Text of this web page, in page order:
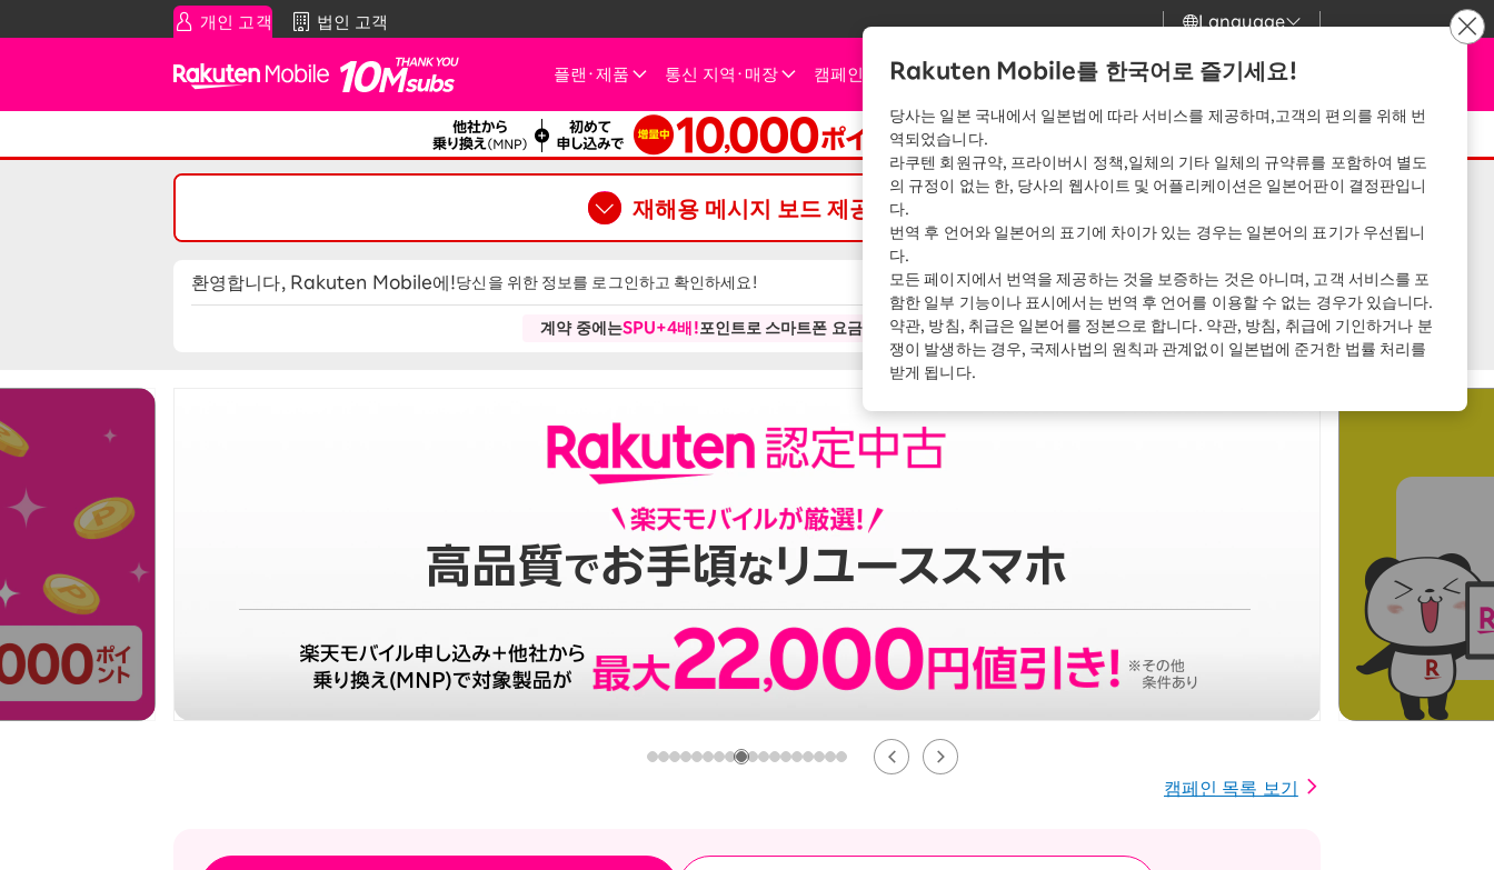
개인 고객 법인 고객 Language
Rakuten Mobile
플랜・ 제품
데이터 유형
Rakuten SAIKYO U-NEXT
요금 시뮬레이션
iPhone
Apple Watch
Rakuten 인증 중고
SIM
eSIM
사용 중인 제품의 대응
확인
인터넷・전기
Rakuten Turbo
요금 플랜
Rakuten Hikari
요금 플랜
Rakuten Denki
요금 플랜
집 인터넷 진단
Program
Turbo
Rakuten Turbo 처음 신청 시
매월 1,000 Point 적립
스마트폰 + Rakuten
통신 지역・ 매장
통신 지역 내점 고객님께
매장(점포)
캠페인
스마트폰
지금부터 신청/제품 구매을 하는 분
이용 특전・캠페인
인터넷・전기
Rakuten Turbo
Rakuten Hikari
Rakuten Denki
공지사항지원
Super Hodai/조합 플랜을
검토 중인 분께
신청 가이드
왜 지금 Rakuten Mobile
인가?
고객의 소리
스마트폰 활용법을 배우기
고객 지원
Rakuten Hikari
Rakuten Denki
my Rakuten
신청
Rakuten Mobile를 한국어로 즐기세요!
당사는 일본 국내에서 일본법에 따라 서비스를 제공하며,고객의 편의를 위해 번
역되었습니다.
라쿠텐 회원규약, 프라이버시 정책,일체의 기타 일체의 규약류를 포함하여 별도
의 규정이 없는 한, 당사의 웹사이트 및 어플리케이션은 일본어판이 결정판입니
다.
번역 후 언어와 일본어의 표기에 차이가 있는 경우는 일본어의 표기가 우선됩니
다.
모든 페이지에서 번역을 제공하는 것을 보증하는 것은 아니며, 고객 서비스를 포
함한 일부 기능이나 표시에서는 번역 후 언어를 이용할 수 없는 경우가 있습니다.
약관, 방침, 취급은 일본어를 정본으로 합니다. 약관, 방침, 취급에 기인하거나 분
쟁이 발생하는 경우, 국제사법의 원칙과 관계없이 일본법에 준거한 법률 처리를
받게 됩니다.
재해용 메시지 보드 제공 중
환영합니다, Rakuten Mobile에!당신을 위한 정보를 로그인하고 확인하세요! 로그인 ​ ​회원 가입
계약 중에는SPU+4배! 포인트로 스마트폰 요금도 결제 가능!
캠페인 목록 보기